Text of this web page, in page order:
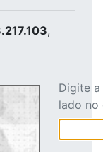
,
Digite
lado no